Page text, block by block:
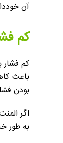
آن
کم
کم
باعث
بودن
اگر
به طور